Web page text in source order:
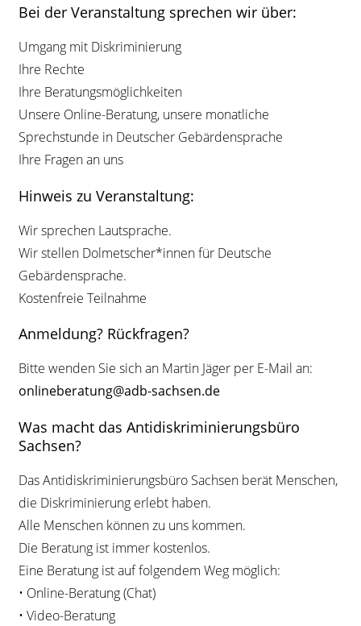
Bei der Veranstaltung sprechen wir über:
Umgang mit Diskriminierung
Ihre Rechte
Ihre Beratungsmöglichkeiten
Unsere Online-Beratung, unsere monatliche
Sprechstunde in Deutscher Gebärdensprache
Ihre Fragen an uns
Hinweis zu Veranstaltung:
Wir sprechen Lautsprache.
Wir stellen Dolmetscher*innen für Deutsche
Gebärdensprache.
Kostenfreie Teilnahme
Anmeldung? Rückfragen?
Bitte wenden Sie sich an Martin Jäger per E-Mail an:
onlineberatung@adb-sachsen.de
Was macht das Antidiskriminierungsbüro
Sachsen?
Das Antidiskriminierungsbüro Sachsen berät Menschen,
die Diskriminierung erlebt haben.
Alle Menschen können zu uns kommen.
Die Beratung ist immer kostenlos.
Eine Beratung ist auf folgendem Weg möglich:
• Online-Beratung (Chat)
• Video-Beratung